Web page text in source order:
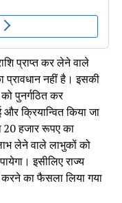
प्राप्त कर लेने वाले
नहीं है। इसकी
पुनर्गठित कर
क्रियान्वित किया जा
हजार रूपए का
लेने वाले लाभुकों को
इसीलिए राज्य
का फैसला लिया गया